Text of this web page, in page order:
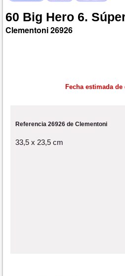
60 Big Hero 6.
Clementoni26926
Fecha estimada de
Referencia 26926 de Clementoni
33,5 x 23,5 cm